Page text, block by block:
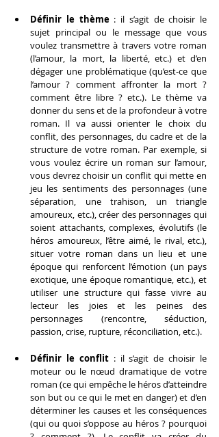
Définir le thème : il s’agit de choisir le
sujet principal ou le message que vous
voulez transmettre à travers votre roman
(l’amour, la mort, la liberté, etc.) et d’en
dégager une problématique (qu’est-ce que
l’amour ? comment affronter la mort ?
comment être libre ? etc.). Le thème va
donner du sens et de la profondeur à votre
roman. Il va aussi orienter le choix du
conflit, des personnages, du cadre et de la
structure de votre roman. Par exemple, si
vous voulez écrire un roman sur l’amour,
vous devrez choisir un conflit qui mette en
jeu les sentiments des personnages (une
séparation, une trahison, un triangle
amoureux, etc.), créer des personnages qui
soient attachants, complexes, évolutifs (le
héros amoureux, l’être aimé, le rival, etc.),
situer votre roman dans un lieu et une
époque qui renforcent l’émotion (un pays
exotique, une époque romantique, etc.), et
utiliser une structure qui fasse vivre au
lecteur les joies et les peines des
personnages (rencontre, séduction,
passion, crise, rupture, réconciliation, etc.).
Définir le conflit : il s’agit de choisir le
moteur ou le nœud dramatique de votre
roman (ce qui empêche le héros d’atteindre
son but ou ce qui le met en danger) et d’en
déterminer les causes et les conséquences
(qui ou quoi s’oppose au héros ? pourquoi